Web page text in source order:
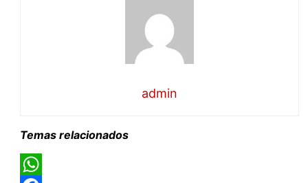
admin
Temas relacionados